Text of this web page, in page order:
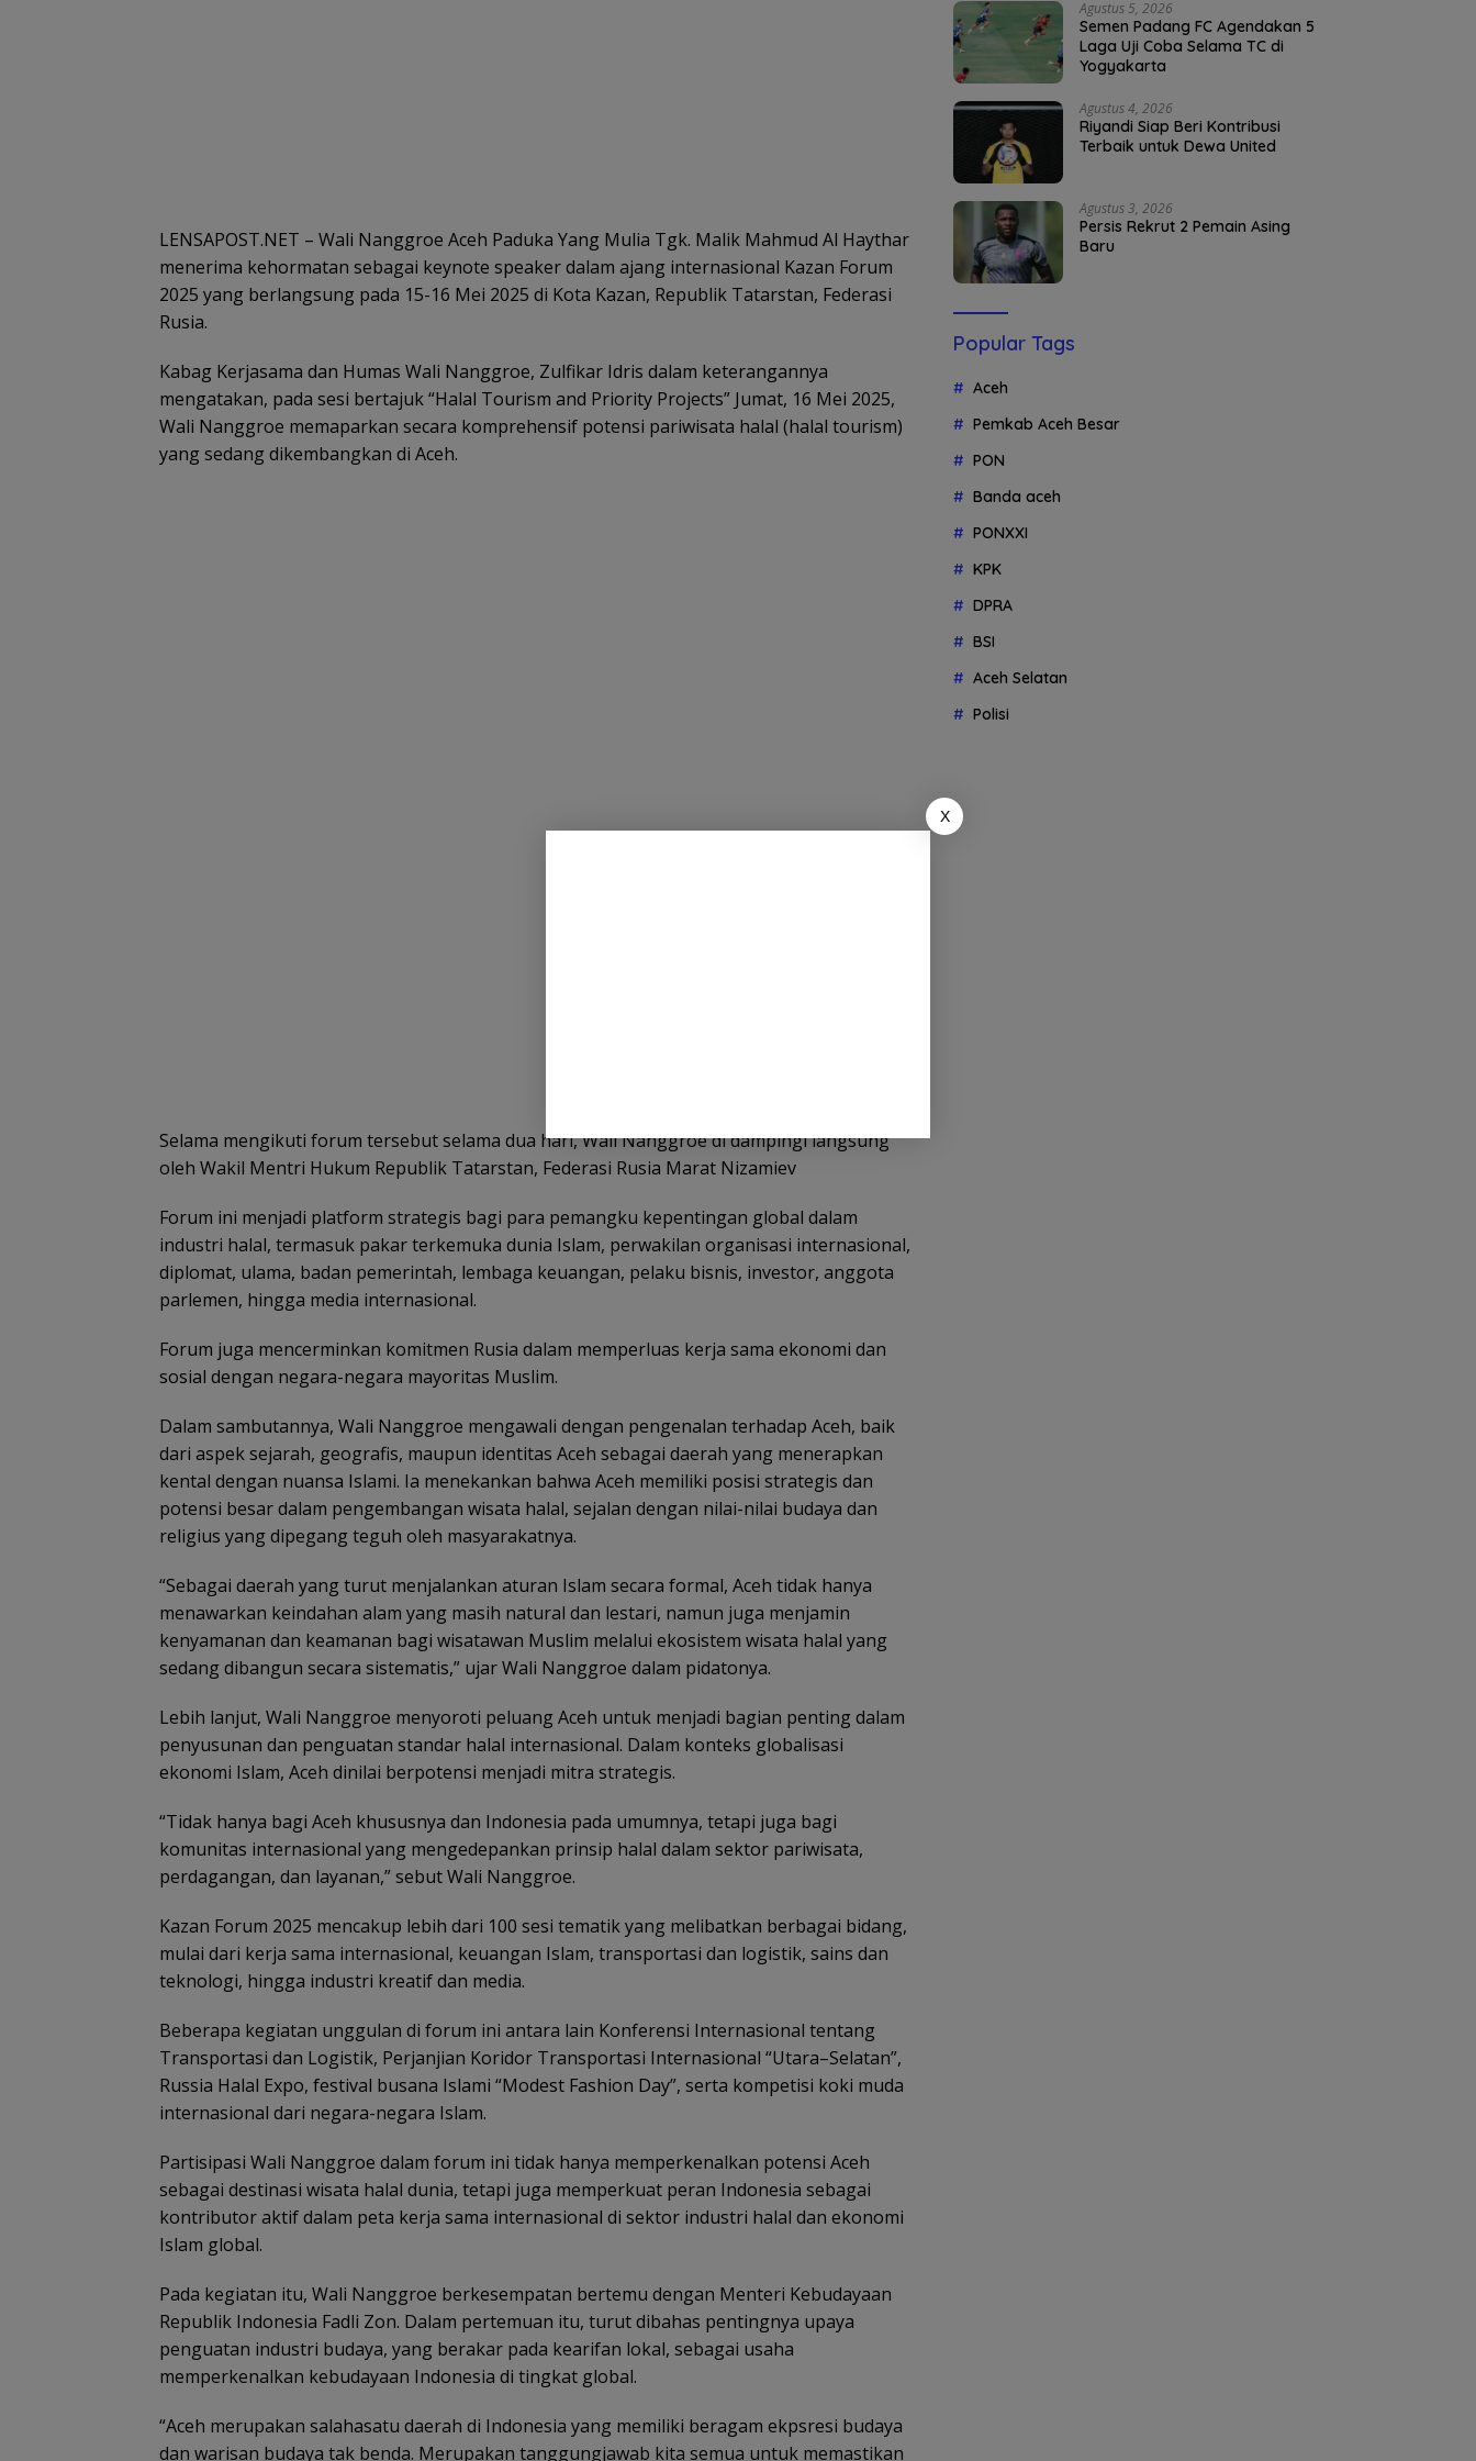
LENSAPOST.NET – Wali Nanggroe Aceh Paduka Yang Mulia Tgk. Malik Mahmud Al Haythar
menerima kehormatan sebagai keynote speaker dalam ajang internasional Kazan Forum
2025 yang berlangsung pada 15-16 Mei 2025 di Kota Kazan, Republik Tatarstan, Federasi
Rusia.
Kabag Kerjasama dan Humas Wali Nanggroe, Zulfikar Idris dalam keterangannya
mengatakan, pada sesi bertajuk “Halal Tourism and Priority Projects” Jumat, 16 Mei 2025,
Wali Nanggroe memaparkan secara komprehensif potensi pariwisata halal (halal tourism)
yang sedang dikembangkan di Aceh.
Selama mengikuti forum tersebut selama dua hari, Wali Nanggroe di dampingi langsung
oleh Wakil Mentri Hukum Republik Tatarstan, Federasi Rusia Marat Nizamiev
Forum ini menjadi platform strategis bagi para pemangku kepentingan global dalam
industri halal, termasuk pakar terkemuka dunia Islam, perwakilan organisasi internasional,
diplomat, ulama, badan pemerintah, lembaga keuangan, pelaku bisnis, investor, anggota
parlemen, hingga media internasional.
Forum juga mencerminkan komitmen Rusia dalam memperluas kerja sama ekonomi dan
sosial dengan negara-negara mayoritas Muslim.
Dalam sambutannya, Wali Nanggroe mengawali dengan pengenalan terhadap Aceh, baik
dari aspek sejarah, geografis, maupun identitas Aceh sebagai daerah yang menerapkan
kental dengan nuansa Islami. Ia menekankan bahwa Aceh memiliki posisi strategis dan
potensi besar dalam pengembangan wisata halal, sejalan dengan nilai-nilai budaya dan
religius yang dipegang teguh oleh masyarakatnya.
“Sebagai daerah yang turut menjalankan aturan Islam secara formal, Aceh tidak hanya
menawarkan keindahan alam yang masih natural dan lestari, namun juga menjamin
kenyamanan dan keamanan bagi wisatawan Muslim melalui ekosistem wisata halal yang
sedang dibangun secara sistematis,” ujar Wali Nanggroe dalam pidatonya.
Lebih lanjut, Wali Nanggroe menyoroti peluang Aceh untuk menjadi bagian penting dalam
penyusunan dan penguatan standar halal internasional. Dalam konteks globalisasi
ekonomi Islam, Aceh dinilai berpotensi menjadi mitra strategis.
“Tidak hanya bagi Aceh khususnya dan Indonesia pada umumnya, tetapi juga bagi
komunitas internasional yang mengedepankan prinsip halal dalam sektor pariwisata,
perdagangan, dan layanan,” sebut Wali Nanggroe.
Kazan Forum 2025 mencakup lebih dari 100 sesi tematik yang melibatkan berbagai bidang,
mulai dari kerja sama internasional, keuangan Islam, transportasi dan logistik, sains dan
teknologi, hingga industri kreatif dan media.
Beberapa kegiatan unggulan di forum ini antara lain Konferensi Internasional tentang
Transportasi dan Logistik, Perjanjian Koridor Transportasi Internasional “Utara–Selatan”,
Russia Halal Expo, festival busana Islami “Modest Fashion Day”, serta kompetisi koki muda
internasional dari negara-negara Islam.
Partisipasi Wali Nanggroe dalam forum ini tidak hanya memperkenalkan potensi Aceh
sebagai destinasi wisata halal dunia, tetapi juga memperkuat peran Indonesia sebagai
kontributor aktif dalam peta kerja sama internasional di sektor industri halal dan ekonomi
Islam global.
Pada kegiatan itu, Wali Nanggroe berkesempatan bertemu dengan Menteri Kebudayaan
Republik Indonesia Fadli Zon. Dalam pertemuan itu, turut dibahas pentingnya upaya
penguatan industri budaya, yang berakar pada kearifan lokal, sebagai usaha
memperkenalkan kebudayaan Indonesia di tingkat global.
“Aceh merupakan salahasatu daerah di Indonesia yang memiliki beragam ekpsresi budaya
dan warisan budaya tak benda. Merupakan tanggungjawab kita semua untuk memastikan
Agustus 5, 2026
Semen Padang FC Agendakan 5
Laga Uji Coba Selama TC di
Yogyakarta
Agustus 4, 2026
Riyandi Siap Beri Kontribusi
Terbaik untuk Dewa United
Agustus 3, 2026
Persis Rekrut 2 Pemain Asing
Baru
Popular Tags
Aceh
Pemkab Aceh Besar
PON
Banda aceh
PONXXI
KPK
DPRA
BSI
Aceh Selatan
Polisi
X